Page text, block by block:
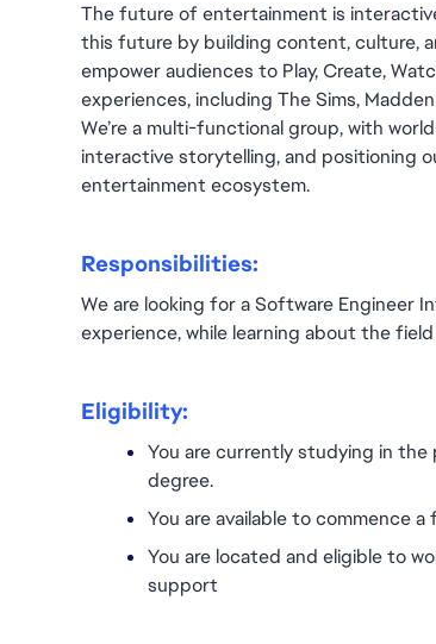
The future of entertainment is
this future by building content, culture,
empower audiences to Play, Create,
experiences, including The Sims,
We’re a multi-functional group, with
interactive storytelling, and positioning
entertainment ecosystem.
Responsibilities:
We are looking for a Software Engineer
experience, while learning about the
Eligibility:
You are currently studying in
degree.
You are available to commence
You are located and eligible to
support